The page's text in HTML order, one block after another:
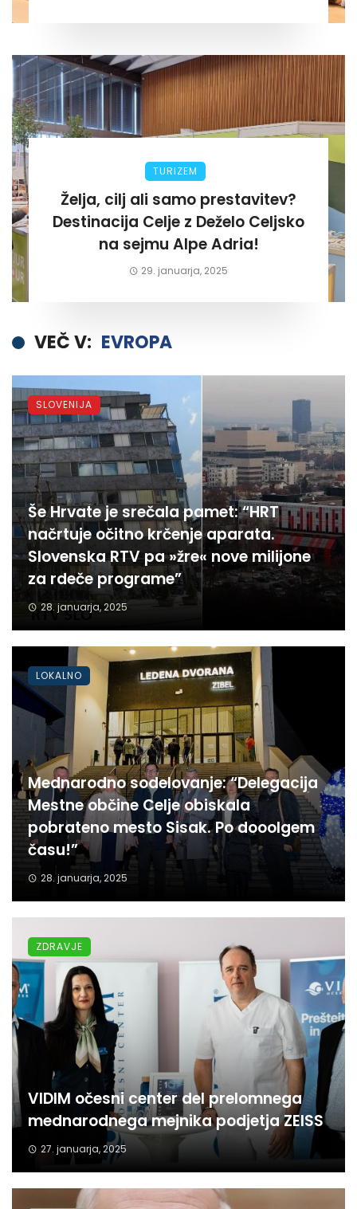
TURIZEM
Želja, cilj ali samo prestavitev?
Destinacija Celje z Deželo Celjsko
na sejmu Alpe Adria!
29. januarja, 2025
VEČ V: EVROPA
Še Hrvate je srečala pamet: “HRT
načrtuje očitno krčenje aparata.
Slovenska RTV pa »žre« nove milijone
za rdeče programe”
28. januarja, 2025
SLOVENIJA
Mednarodno sodelovanje: “Delegacija
Mestne občine Celje obiskala
pobrateno mesto Sisak. Po dooolgem
času!”
28. januarja, 2025
LOKALNO
VIDIM očesni center del prelomnega
mednarodnega mejnika podjetja ZEISS
27. januarja, 2025
ZDRAVJE